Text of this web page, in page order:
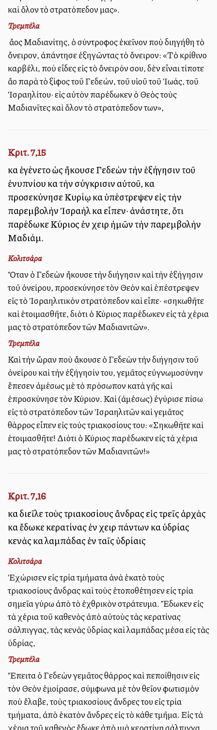
καὶ ὅλον τὸ στρατόπεδον μας».
Τρεμπέλα
Ὁ ἄλλος Μαδιανίτης, ὁ σύντροφος ἐκεῖνον ποὺ διηγήθη τὸ
ὄνειρον, ἀπάντησε ἐξηγῶντας τὸ ὄνειρον: «Τὸ κρίθινο
καρβέλι, ποὺ εἶδες εἰς τὸ ὄνειρόν σου, δὲν εἶναι τίποτε
ἄλλο παρὰ τὸ ξίφος τοῦ Γεδεών, τοῦ υἱοῦ τοῦ Ἰωάς, τοῦ
Ἰσραηλίτου· εἰς αὐτὸν παρέδωκεν ὁ Θεὸς τοὺς
Μαδιανῖτες καὶ ὅλον τὸ στρατόπεδον των»,
Κριτ. 7,15
καὶ ἐγένετο ὡς ἤκουσε Γεδεὼν τὴν ἐξήγησιν τοῦ
ἐνυπνίου καὶ τὴν σύγκρισιν αὐτοῦ, καὶ
προσεκύνησε Κυρίῳ καὶ ὑπέστρεψεν εἰς τὴν
παρεμβολὴν Ἰσραὴλ καὶ εἶπεν· ἀνάστητε, ὅτι
παρέδωκε Κύριος ἐν χειρὶ ἡμῶν τὴν παρεμβολὴν
Μαδιάμ.
Κολιτσάρα
Ὅταν ὁ Γεδεὼν ἤκουσε τὴν διήγησιν καὶ τὴν ἐξήγησιν
τοῦ ὀνείρου, προσεκύνησε τὸν Θεὸν καὶ ἐπέστρεψεν
εἰς τὸ Ἰσραηλιτικὸν στρατόπεδον καὶ εἶπε· «σηκωθῆτε
καὶ ἑτοιμασθῆτε, διότι ὁ Κύριος παρέδωκεν εἰς τὰ χέρια
μας τὸ στρατόπεδον τῶν Μαδιανιτῶν».
Τρεμπέλα
Καὶ τὴν ὥραν ποὺ ἄκουσε ὁ Γεδεὼν τὴν διήγησιν τοῦ
ὀνείρου καὶ τὴν ἐξήγησίν του, γεμᾶτος εὐγνωμοσύνην
ἔπεσεν ἀμέσως μὲ τὸ πρόσωπον κατὰ γῆς καὶ
ἐπροσκύνησε τὸν Κύριον. Καὶ (ἀμέσως) ἐγύρισε πίσω
εἰς τὸ στρατόπεδον τῶν Ἰσραηλιτῶν καὶ γεμᾶτος
θάρρος εἶπεν εἰς τοὺς τριακοσίους του: «Σηκωθῆτε καὶ
ἑτοιμασθῆτε! Διότι ὁ Κύριος παρέδωκεν εἰς τὰ χέρια
μας τὸ στρατόπεδον τῶν Μαδιανιτῶν!»
Κριτ. 7,16
καὶ διεῖλε τοὺς τριακοσίους ἄνδρας εἰς τρεῖς ἀρχὰς
καὶ ἔδωκε κερατίνας ἐν χειρὶ πάντων καὶ ὑδρίας
κενὰς καὶ λαμπάδας ἐν ταῖς ὑδρίαις
Κολιτσάρα
Ἐχώρισεν εἰς τρία τμήματα ἀνὰ ἑκατὸ τοὺς
τριακοσίους ἄνδρας καὶ τοὺς ἐτοποθέτησεν εἰς τρία
σημεῖα γύρω ἀπὸ τὸ ἐχθρικὸν στράτευμα. Ἔδωκεν εἰς
τὰ χέρια τοῦ καθενὸς ἀπὸ αὐτοὺς τὰς κερατίνας
σάλπιγγας, τὰς κενὰς ὑδρίας καὶ λαμπάδας μέσα εἰς τὰς
ὑδρίας,
Τρεμπέλα
Ἔπειτα ὁ Γεδεὼν γεμᾶτος θάρρος καὶ πεποίθησιν εἰς
τὸν Θεὸν ἐμοίρασε, σύμφωνα μὲ τὸν θεῖον φωτισμὸν
ποὺ ἔλαβε, τοὺς τριακοσίους ἄνδρες του εἰς τρία
τμήματα, ἀπὸ ἑκατὸν ἄνδρες εἰς τὸ κάθε τμῆμα. Εἰς τὰ